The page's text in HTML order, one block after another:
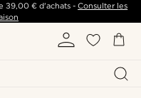
39,00 €d'achats -Consulter les